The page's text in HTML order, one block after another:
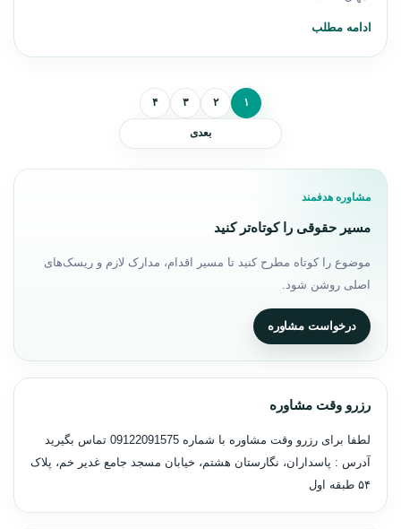
ادامه مطلب
صفحه‌بندی نوشته‌ها
۱ ۲ ۳ ۴
بعدی
مشاوره هدفمند
مسیر حقوقی را کوتاه‌تر کنید
موضوع را کوتاه مطرح کنید تا مسیر اقدام، مدارک لازم و ریسک‌های
اصلی روشن شود.
درخواست مشاوره
رزرو وقت مشاوره
لطفا برای رزرو وقت مشاوره با شماره 09122091575 تماس بگیرید
آدرس : پاسداران، نگارستان هشتم، خیابان مسجد جامع غدیر خم، پلاک
۵۴ طبقه اول